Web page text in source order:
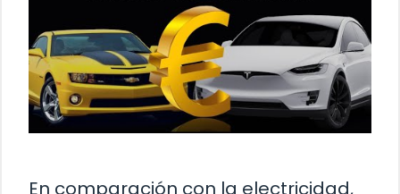
En comparación con la electricidad,